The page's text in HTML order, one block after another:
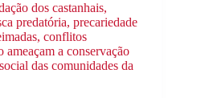
dos castanhais,
predatória, precariedade
conflitos
ameaçam a conservação
das comunidades da